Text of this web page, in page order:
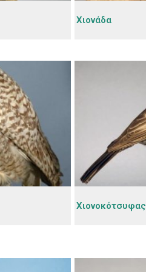
Χιονάδα
Χιονοκότσυφας